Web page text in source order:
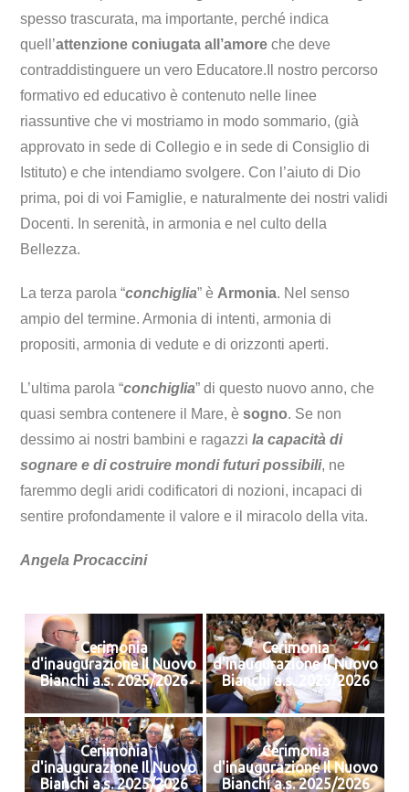
spesso trascurata, ma importante, perché indica
quell’attenzione coniugata all’amore che deve
contraddistinguere un vero Educatore. Il nostro percorso
formativo ed educativo è contenuto nelle linee
riassuntive che vi mostriamo in modo sommario, (già
approvato in sede di Collegio e in sede di Consiglio di
Istituto) e che intendiamo svolgere. Con l’aiuto di Dio
prima, poi di voi Famiglie, e naturalmente dei nostri validi
Docenti. In serenità, in armonia e nel culto della
Bellezza.
La terza parola “conchiglia” è Armonia. Nel senso
ampio del termine. Armonia di intenti, armonia di
propositi, armonia di vedute e di orizzonti aperti.
L’ultima parola “conchiglia” di questo nuovo anno, che
quasi sembra contenere il Mare, è sogno. Se non
dessimo ai nostri bambini e ragazzi la capacità di
sognare e di costruire mondi futuri possibili, ne
faremmo degli aridi codificatori di nozioni, incapaci di
sentire profondamente il valore e il miracolo della vita.
Angela Procaccini
Cerimonia
d'inaugurazione Il Nuovo
Bianchi a.s. 2025/2026
Cerimonia
d'inaugurazione Il Nuovo
Bianchi a.s. 2025/2026
Cerimonia
d'inaugurazione Il Nuovo
Bianchi a.s. 2025/2026
Cerimonia
d'inaugurazione Il Nuovo
Bianchi a.s. 2025/2026